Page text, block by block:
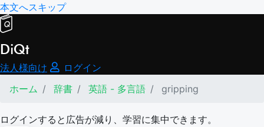
本文へスキップ
DiQt
法人様向け
ログイン
ホーム
辞書 英語 - 多言語 gripping
ログインすると広告が減り、学習に集中できます。